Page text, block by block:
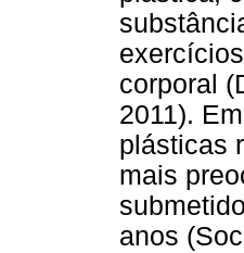
corporal
2011).
plásticas
mais
anos